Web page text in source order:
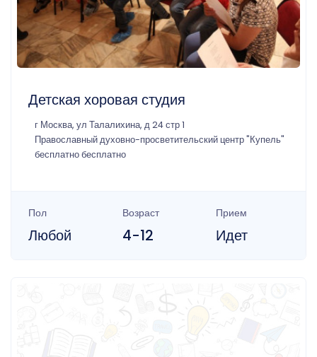
Детская хоровая студия
г Москва, ул Талалихина, д 24 стр 1
Православный духовно-просветительский центр "Купель"
бесплатно бесплатно
Пол
Любой
Возраст
4-12
Прием
Идет